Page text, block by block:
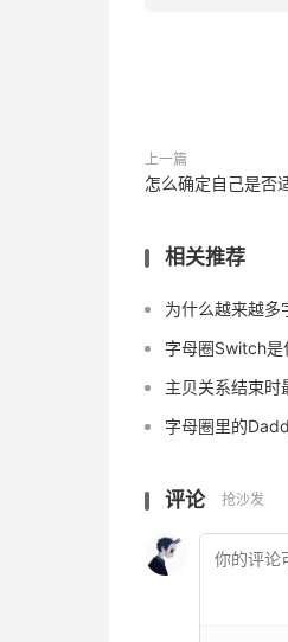
上一篇
怎么确定自己是否
相关推荐
为什么越来越多
字母圈Switch是
主贝关系结束时
字母圈里的
评论 抢沙发